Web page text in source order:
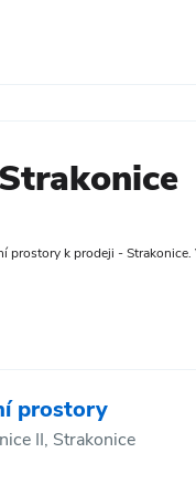
prostory k prodeji -
prostory
II, Strakonice